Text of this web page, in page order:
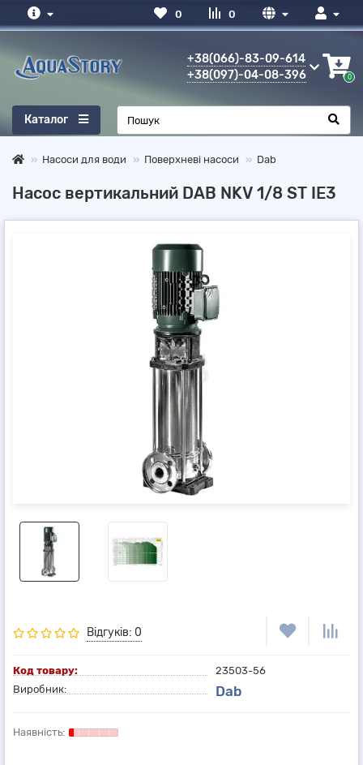
0
0
+38(066)-83-09-614
+38(097)-04-08-396
0
Каталог
Насоси для води Поверхневі насоси Dab
Насос вертикальний DAB NKV 1/8 ST IE3
Відгуків: 0
Код товару:
23503-56
Виробник:
Dab